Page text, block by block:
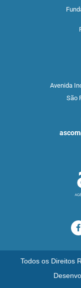
Avenida
São
Todos os Direitos